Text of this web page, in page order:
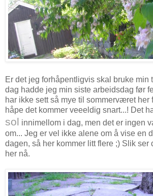
Er det jeg forhåpentligvis skal bruke min
dag hadde jeg min siste arbeidsdag før
har ikke sett så mye til sommerværet her
håpe det kommer veeeldig snart...! Det
sol innimellom i dag, men det er ingen
om... Jeg er vel ikke alene om å vise en
dagen, så her kommer litt flere ;) Slik ser
her nå.